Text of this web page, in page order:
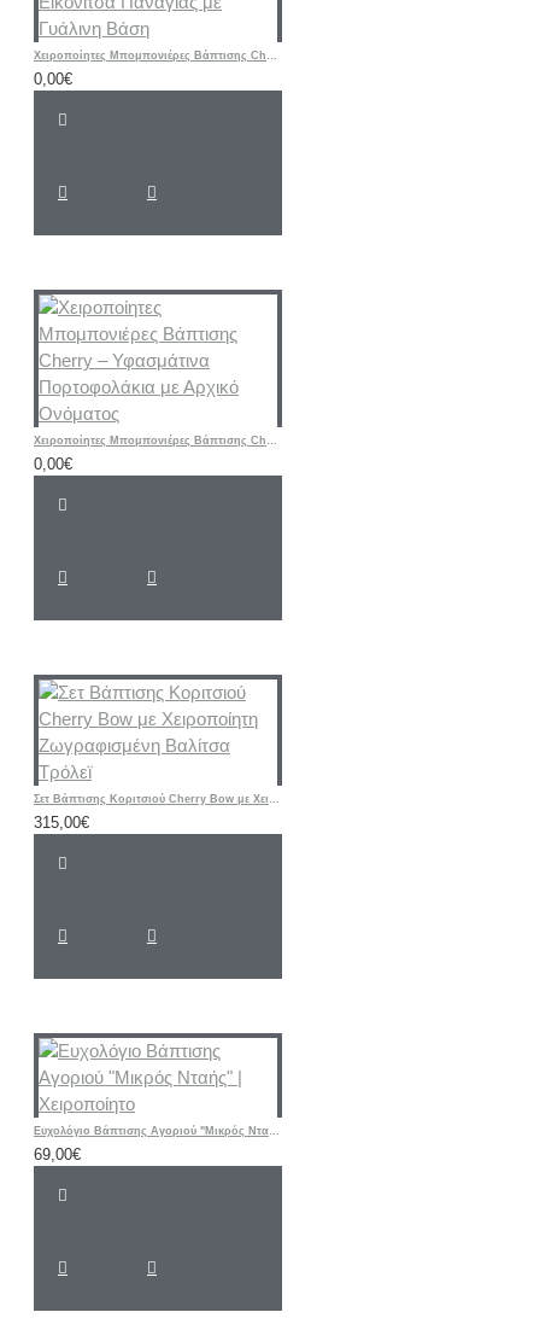
Χειροποίητες Μπομπονιέρες Βάπτισης Cherry – Μεταλλική Εικονίτσα Παναγίας με Γυάλινη Βάση
0,00€
Χειροποίητες Μπομπονιέρες Βάπτισης Cherry – Υφασμάτινα Πορτοφολάκια με Αρχικό Ονόματος
0,00€
Σετ Βάπτισης Κοριτσιού Cherry Bow με Χειροποίητη Ζωγραφισμένη Βαλίτσα Τρόλεϊ
315,00€
Ευχολόγιο Βάπτισης Αγοριού "Μικρός Νταής" | Χειροποίητο
69,00€